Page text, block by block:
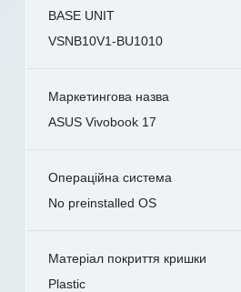
BASE UNIT
VSNB10V1-BU1010
Маркетингова назва
ASUS Vivobook 17
Операційна система
No preinstalled OS
Матеріал покриття кришки
Plastic